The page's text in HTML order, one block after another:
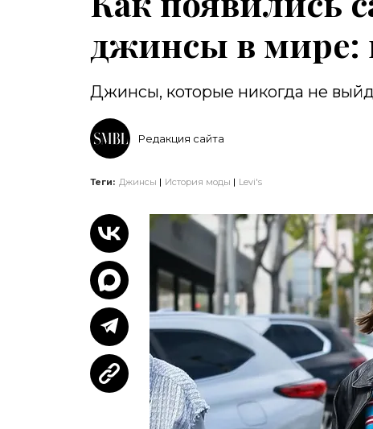
джинсы в мире:
Джинсы, которые никогда не
Редакция сайта
Теги: Джинсы История моды Levi's